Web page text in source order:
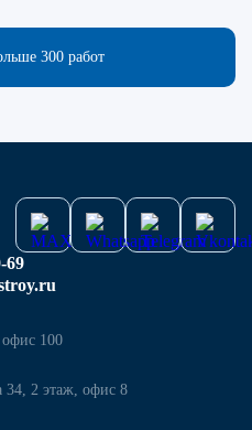
300 работ
69
100
34, 2 этаж, офис 8